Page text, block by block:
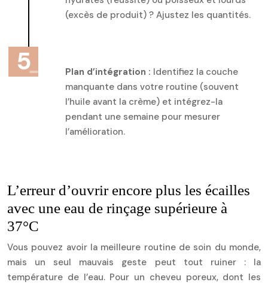
(excès de produit) ? Ajustez les quantités.
Plan d’intégration : Identifiez la couche
manquante dans votre routine (souvent
l’huile avant la crème) et intégrez-la
pendant une semaine pour mesurer
l’amélioration.
L’erreur d’ouvrir encore plus les écailles
avec une eau de rinçage supérieure à
37°C
Vous pouvez avoir la meilleure routine de soin du monde,
mais un seul mauvais geste peut tout ruiner : la
température de l’eau. Pour un cheveu poreux, dont les